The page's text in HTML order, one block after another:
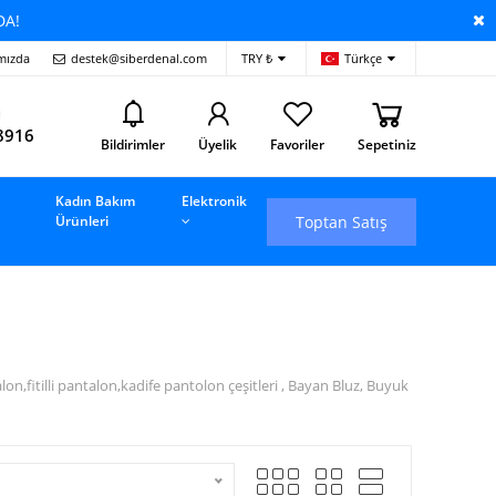
destek@siberdenal.com TRY ₺ Türkçe
Bildirimler Üyelik Favoriler Sepetiniz
Kadın Bakım
Ürünleri
Elektronik
Toptan Satış
pantalon,kadife pantolon çeşitleri , Bayan Bluz, Buyuk